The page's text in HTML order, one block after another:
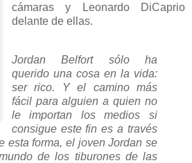
cámaras y Leonardo DiCaprio
delante de ellas.
Jordan Belfort sólo ha
querido una cosa en la vida:
ser rico. Y el camino más
fácil para alguien a quien no
le importan los medios si
consigue este fin es a través
esta forma, el joven Jordan se
de los tiburones de las